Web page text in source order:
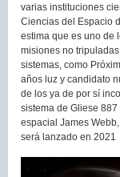
varias instituciones
Ciencias del Espacio
estima que es uno de
misiones no
sistemas, como
años luz y candidato
de los ya de por sí
sistema de Gliese
espacial James
será lanzado en 2021